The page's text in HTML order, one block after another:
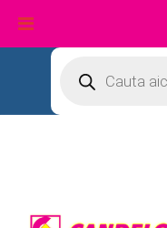
conținut
search